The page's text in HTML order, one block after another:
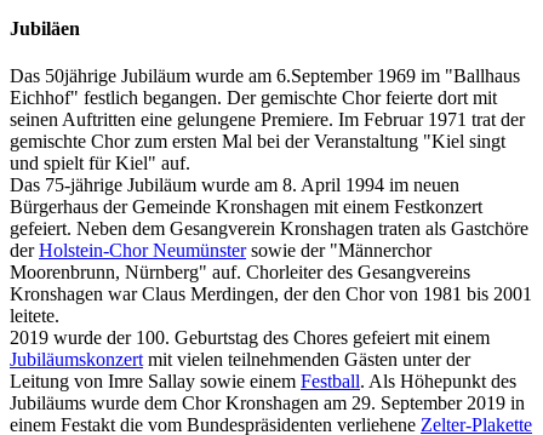
Jubiläen
Das 50jährige Jubiläum wurde am 6.September 1969 im "Ballhaus
Eichhof" festlich begangen. Der gemischte Chor feierte dort mit
seinen Auftritten eine gelungene Premiere. Im Februar 1971 trat der
gemischte Chor zum ersten Mal bei der Veranstaltung "Kiel singt
und spielt für Kiel" auf.
Das 75-jährige Jubiläum wurde am 8. April 1994 im neuen
Bürgerhaus der Gemeinde Kronshagen mit einem Festkonzert
gefeiert. Neben dem Gesangverein Kronshagen traten als Gastchöre
derHolstein-Chor Neumünstersowie der "Männerchor
Moorenbrunn, Nürnberg" auf. Chorleiter des Gesangvereins
Kronshagen war Claus Merdingen, der den Chor von 1981 bis 2001
leitete.
2019 wurde der 100. Geburtstag des Chores gefeiert mit einem
Jubiläumskonzert mit vielen teilnehmenden Gästen unter der
Leitung von Imre Sallay sowie einem Festball. Als Höhepunkt des
Jubiläums wurde dem Chor Kronshagen am 29. September 2019 in
einem Festakt die vom Bundespräsidenten verliehene Zelter-Plakette